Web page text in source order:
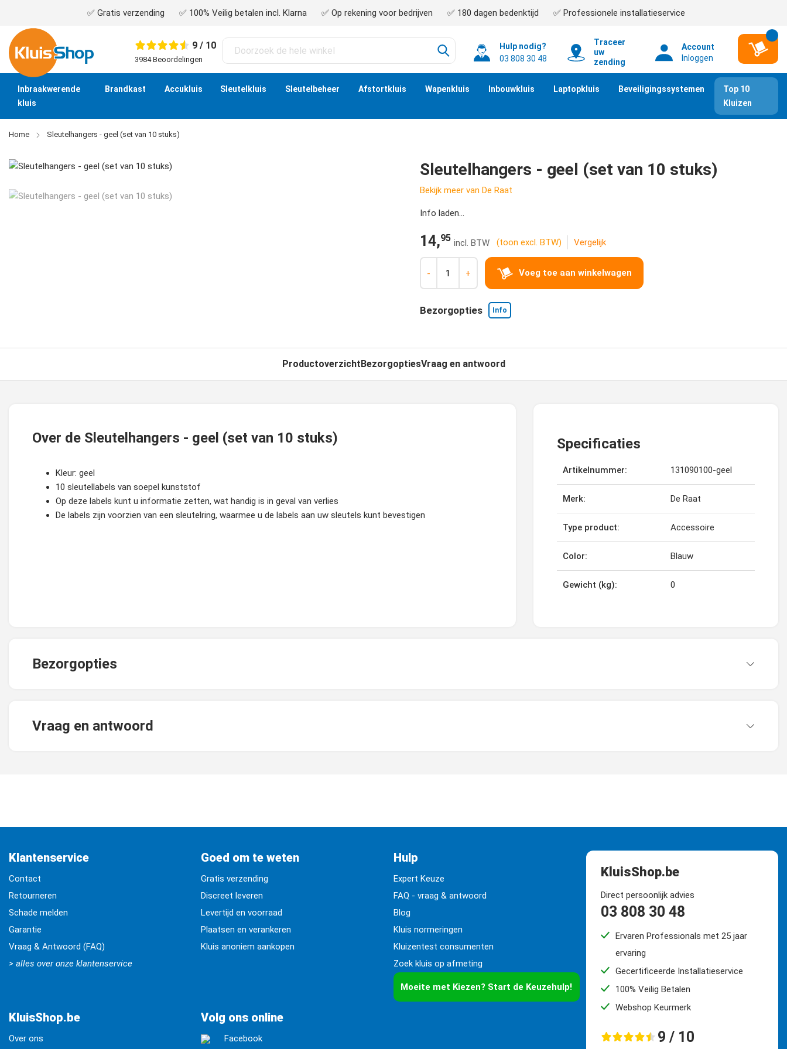
✅ Gratis verzending ✅ 100% Veilig betalen incl. Klarna ✅ Op rekening voor bedrijven ✅ 180 dagen bedenktijd ✅ Professionele installatieservice
Hulp nodig?
03 808 30 48
Traceer
uw
zending
Account
Inloggen
9 / 10
3984 Beoordelingen
Inbraakwerende
kluis
Brandkast Accukluis Sleutelkluis Sleutelbeheer Afstortkluis Wapenkluis Inbouwkluis Laptopkluis Beveiligingssystemen
Top 10
Kluizen
Home Sleutelhangers - geel (set van 10 stuks)
Sleutelhangers - geel (set van 10 stuks)
Bekijk meer van De Raat
14,95 (toon excl. BTW) Vergelijk
- + Voeg toe aan winkelwagen
Bezorgopties Info
Info laden...
ProductoverzichtBezorgoptiesVraag en antwoord
Over de Sleutelhangers - geel (set van 10 stuks)
Kleur: geel
10 sleutellabels van soepel kunststof
Op deze labels kunt u informatie zetten, wat handig is in geval van verlies
De labels zijn voorzien van een sleutelring, waarmee u de labels aan uw sleutels kunt bevestigen
Specificaties
Artikelnummer: 131090100-geel
Merk: De Raat
Type product: Accessoire
Color: Blauw
Gewicht (kg): 0
Bezorgopties
Vraag en antwoord
Klantenservice
Contact
Retourneren
Schade melden
Garantie
Vraag & Antwoord (FAQ)
> alles over onze klantenservice
Goed om te weten
Gratis verzending
Discreet leveren
Levertijd en voorraad
Plaatsen en verankeren
Kluis anoniem aankopen
Hulp
Expert Keuze
FAQ - vraag & antwoord
Blog
Kluis normeringen
Kluizentest consumenten
Zoek kluis op afmeting
Moeite met Kiezen? Start de Keuzehulp!
KluisShop.be
Over ons
Volg ons online
Facebook
KluisShop.be
Direct persoonlijk advies
03 808 30 48
Ervaren Professionals met 25 jaar
ervaring
Gecertificeerde Installatieservice
100% Veilig Betalen
Webshop Keurmerk
9 / 10